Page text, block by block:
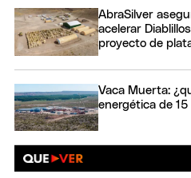
AbraSilver
acelerar
proyecto de
Vaca Muerta:
energética de